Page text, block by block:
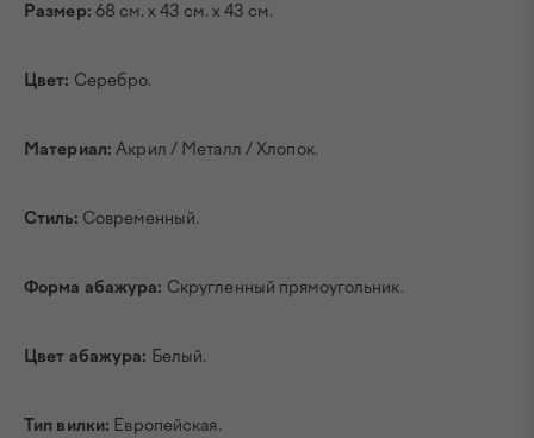
Размер: 68 см. х 43 см. х 43 см.
Цвет: Серебро.
Материал: Акрил / Металл / Хлопок.
Стиль: Современный.
Форма абажура: Скругленный прямоугольник.
Цвет абажура: Белый.
Тип вилки: Европейская.